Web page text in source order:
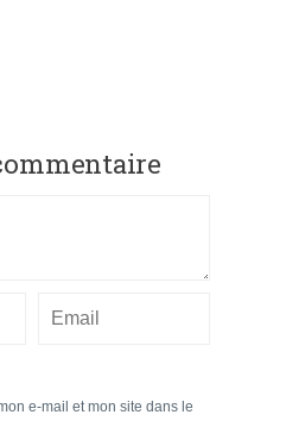
e-mail et mon site dans le